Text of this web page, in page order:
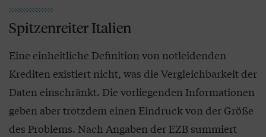
Spitzenreiter Italien
Eine einheitliche Definition von notleidenden
Krediten existiert nicht, was die Vergleichbarkeit der
Daten einschränkt. Die vorliegenden Informationen
geben aber trotzdem einen Eindruck von der Größe
des Problems. Nach Angaben der EZB summiert